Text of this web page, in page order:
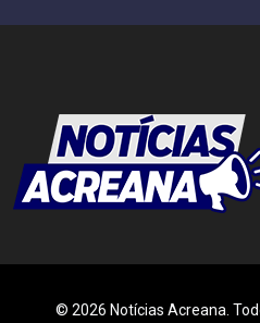
© 2026 Notícias Acreana.